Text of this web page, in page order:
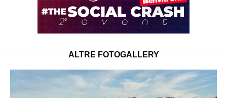
ALTRE FOTOGALLERY